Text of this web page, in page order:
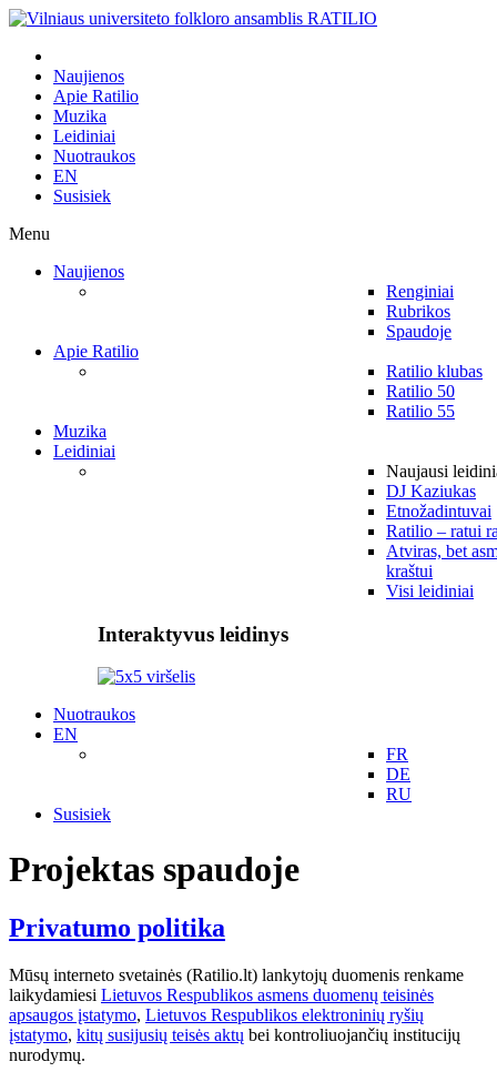
Naujienos
Apie Ratilio
Muzika
Leidiniai
Nuotraukos
EN
Susisiek
Menu
Naujienos
Renginiai
Rubrikos
Spaudoje
Apie Ratilio
Ratilio klubas
Ratilio 50
Ratilio 55
Muzika
Leidiniai
Naujausi
DJ Kaziukas
Etnožadintuvai
Ratilio – ratui
Atviras, bet
kraštui
Visi leidiniai
Interaktyvus leidinys
Nuotraukos
EN
FR
DE
RU
Susisiek
Projektas spaudoje
Privatumo politika
Mūsų interneto svetainės (Ratilio.lt) lankytojų duomenis renkame
laikydamiesi Lietuvos Respublikos asmens duomenų teisinės
apsaugos įstatymo, Lietuvos Respublikos elektroninių ryšių
įstatymo, kitų susijusių teisės aktų bei kontroliuojančių institucijų
nurodymų.